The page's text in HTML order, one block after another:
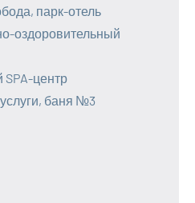
парк-отель
оздоровительный
центр
баня №3